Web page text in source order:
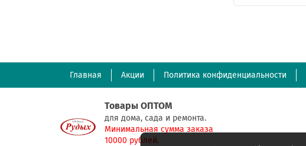
Главная Акции Политика конфиденциальности
Товары ОПТОМ
для дома, сада и ремонта.
Минимальная сумма заказа
10000 рублей.